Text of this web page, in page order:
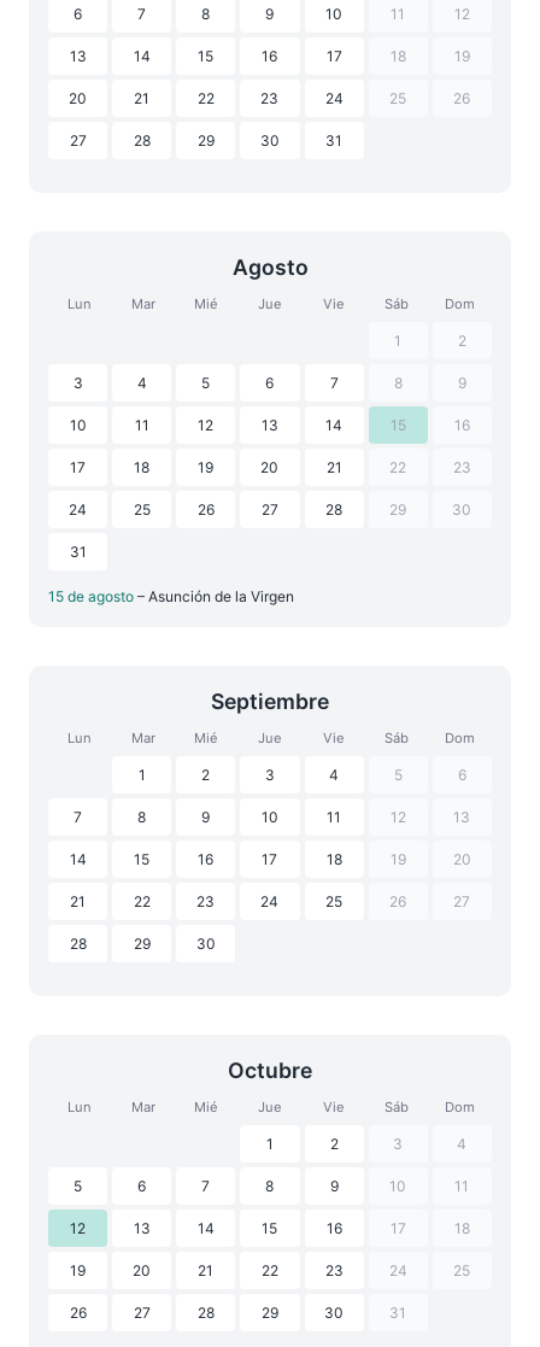
6 7 8 9 10 11 12
13 14 15 16 17 18 19
20 21 22 23 24 25 26
27 28 29 30 31
Agosto
Lun Mar Mié Jue Vie Sáb Dom
1 2
3 4 5 6 7 8 9
10 11 12 13 14 15 16
17 18 19 20 21 22 23
24 25 26 27 28 29 30
31
15 de agosto – Asunción de la Virgen
Septiembre
Lun Mar Mié Jue Vie Sáb Dom
1 2 3 4 5 6
7 8 9 10 11 12 13
14 15 16 17 18 19 20
21 22 23 24 25 26 27
28 29 30
Octubre
Lun Mar Mié Jue Vie Sáb Dom
1 2 3 4
5 6 7 8 9 10 11
12 13 14 15 16 17 18
19 20 21 22 23 24 25
26 27 28 29 30 31